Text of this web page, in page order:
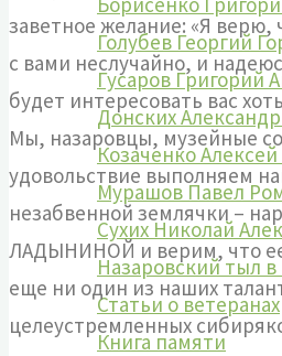
Голубев Георгий
Гусаров Григорий
Донских
Козаченко
Мурашов Павел
Сухих Николай
Назаровский тыл
Статьи о ветеранах
Книга памяти
заветное желание: «Я верю,
с вами неслучайно, и
будет интересовать вас
Мы, назаровцы, музейные
удовольствие выполняем
незабвенной землячки –
ЛАДЫНИНОЙ и верим, что
еще ни один из наших
целеустремленных